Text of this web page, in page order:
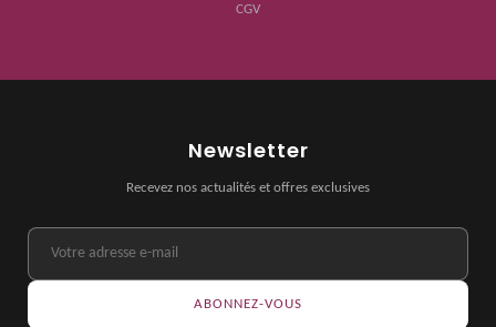
CGV
Newsletter
Recevez nos actualités et offres exclusives
ABONNEZ-VOUS